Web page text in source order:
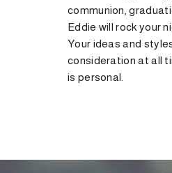
communion,
Eddie will rock your
Your ideas and
consideration at all
is personal.